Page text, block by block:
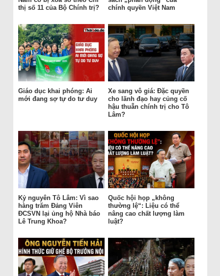
thị số 11 của Bộ Chính trị?
chính quyền Việt Nam
Giáo dục khai phóng: Ai
mới đang sợ tự do tư duy
Xe sang vô giá: Đặc quyền
cho lãnh đạo hay củng cố
hậu thuẫn chính trị cho Tô
Lâm?
Kỷ nguyên Tô Lâm: Vì sao
hàng trăm Đảng Viên
ĐCSVN lại ủng hộ Nhà báo
Lê Trung Khoa?
Quốc hội họp „không
thường lệ“: Liệu có thể
nâng cao chất lượng làm
luật?